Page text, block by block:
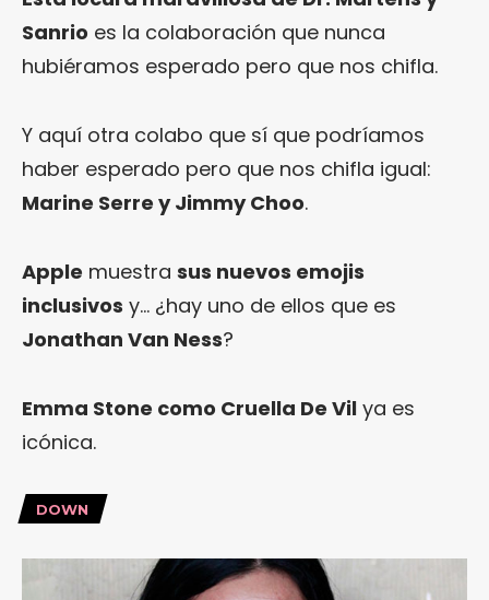
Sanrio es la colaboración que nunca
hubiéramos esperado pero que nos chifla.
Y aquí otra colabo que sí que podríamos
haber esperado pero que nos chifla igual:
Marine Serre y Jimmy Choo.
Apple muestra sus nuevos emojis
inclusivos y… ¿hay uno de ellos que es
Jonathan Van Ness?
Emma Stone como Cruella De Vil ya es
icónica.
DOWN